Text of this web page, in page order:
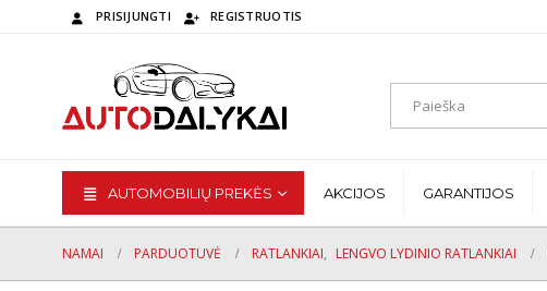
PRISIJUNGTI REGISTRUOTIS
AUTOMOBILIŲ PREKĖS AKCIJOS GARANTIJOS
NAMAI PARDUOTUVĖ RATLANKIAI, LENGVO LYDINIO RATLANKIAI